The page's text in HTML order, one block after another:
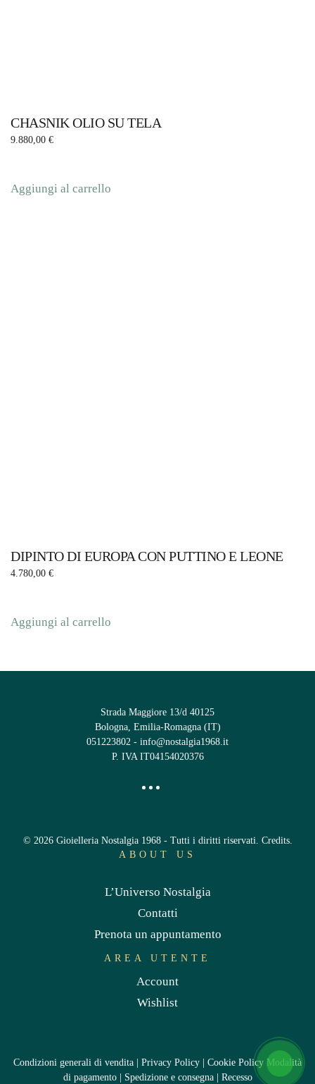
CHASNIK OLIO SU TELA
9.880,00 €
Aggiungi al carrello
DIPINTO DI EUROPA CON PUTTINO E LEONE
4.780,00 €
Aggiungi al carrello
Strada Maggiore 13/d 40125
Bologna, Emilia-Romagna (IT)
051223802 - info@nostalgia1968.it
P. IVA IT04154020376
© 2026Gioielleria Nostalgia 1968 - Tutti i diritti riservati. Credits.
ABOUT US
L’Universo Nostalgia
Contatti
Prenota un appuntamento
AREA UTENTE
Account
Wishlist
Condizioni generali di vendita Privacy Policy Cookie Policy Modalità
di pagamento| Spedizione e consegna| Recesso